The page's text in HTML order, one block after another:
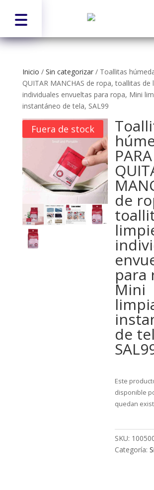
Inicio / Sin categorizar/ Toallitas
QUITAR MANCHAS de ropa, toallitas de
individuales envueltas para ropa, Mini
instantáneo de tela, SAL99
Fuera de stock
PARA
de
para
Mini
de
Este producto no está
disponible
quedan
SKU:
Categoría: